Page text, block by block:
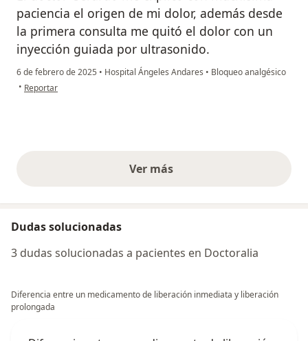
paciencia el origen de mi dolor, además desde
la primera consulta me quitó el dolor con un
inyección guiada por ultrasonido.
6 de febrero de 2025 • Hospital Ángeles Andares • Bloqueo analgésico
• en opinión del usuario RICARDO L
Reportar
Ver másopiniones anteriores
Dudas solucionadas
3 dudas solucionadas a pacientes en Doctoralia
Diferencia entre un medicamento de liberación inmediata y liberación
prolongada